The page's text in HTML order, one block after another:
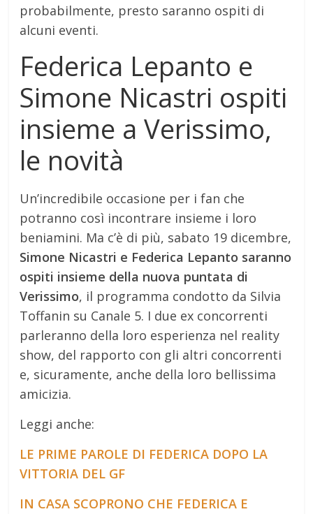
probabilmente, presto saranno ospiti di
alcuni eventi.
Federica Lepanto e
Simone Nicastri ospiti
insieme a Verissimo,
le novità
Un’incredibile occasione per i fan che
potranno così incontrare insieme i loro
beniamini. Ma c’è di più, sabato 19 dicembre,
Simone Nicastri e Federica Lepanto saranno
ospiti insieme della nuova puntata di
Verissimo, il programma condotto da Silvia
Toffanin su Canale 5. I due ex concorrenti
parleranno della loro esperienza nel reality
show, del rapporto con gli altri concorrenti
e, sicuramente, anche della loro bellissima
amicizia.
Leggi anche:
LE PRIME PAROLE DI FEDERICA DOPO LA
VITTORIA DEL GF
IN CASA SCOPRONO CHE FEDERICA E